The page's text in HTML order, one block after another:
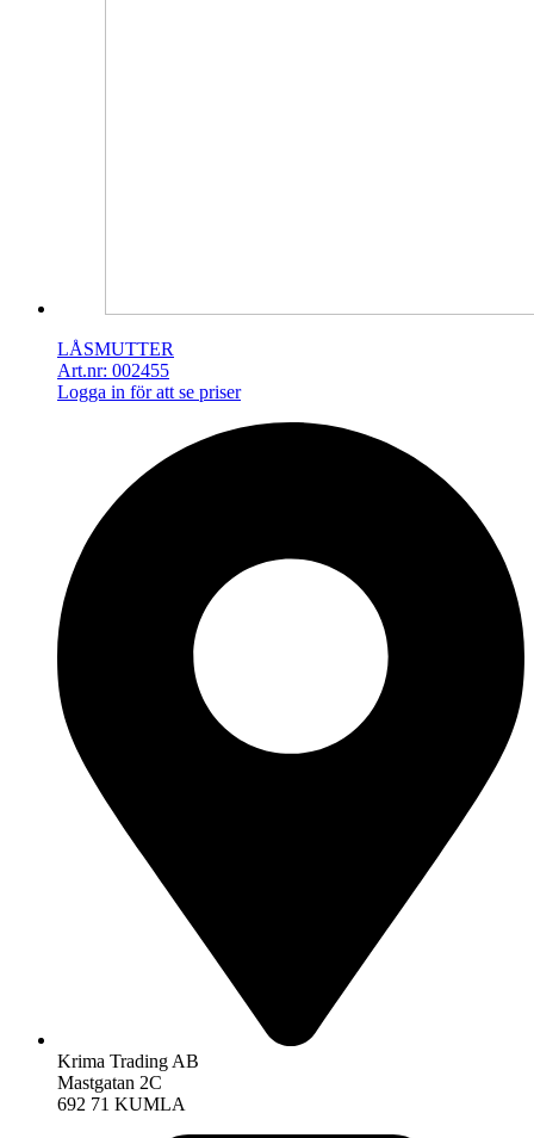
LÅSMUTTER
Art.nr: 002455
Logga in för att se priser
Krima Trading AB
Mastgatan 2C
692 71 KUMLA